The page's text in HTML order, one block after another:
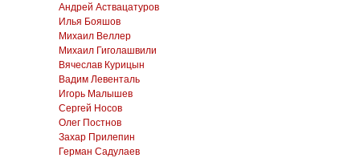
Андрей Аствацатуров
Илья Бояшов
Михаил Веллер
Михаил Гиголашвили
Вячеслав Курицын
Вадим Левенталь
Игорь Малышев
Сергей Носов
Олег Постнов
Захар Прилепин
Герман Садулаев